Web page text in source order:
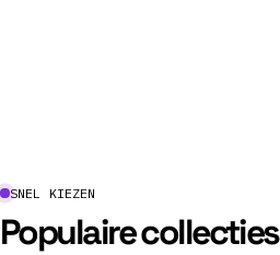
SNEL KIEZEN
Populaire collecties